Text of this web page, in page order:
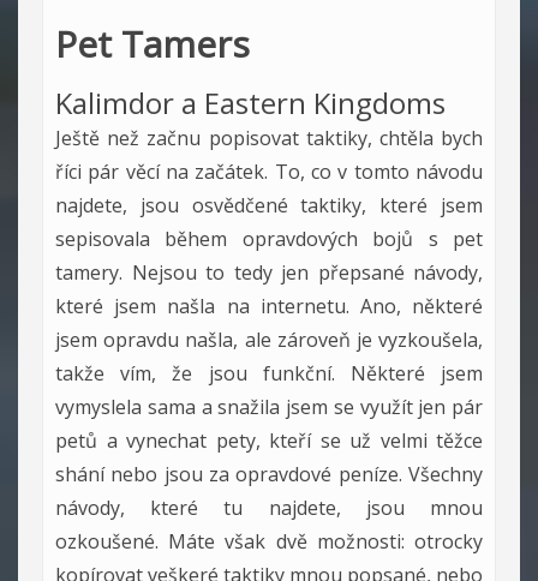
Pet Tamers
Kalimdor a Eastern Kingdoms
Ještě než začnu popisovat taktiky, chtěla bych
říci pár věcí na začátek. To, co v tomto návodu
najdete, jsou osvědčené taktiky, které jsem
sepisovala během opravdových bojů s pet
tamery. Nejsou to tedy jen přepsané návody,
které jsem našla na internetu. Ano, některé
jsem opravdu našla, ale zároveň je vyzkoušela,
takže vím, že jsou funkční. Některé jsem
vymyslela sama a snažila jsem se využít jen pár
petů a vynechat pety, kteří se už velmi těžce
shání nebo jsou za opravdové peníze. Všechny
návody, které tu najdete, jsou mnou
ozkoušené. Máte však dvě možnosti: otrocky
kopírovat veškeré taktiky mnou popsané, nebo